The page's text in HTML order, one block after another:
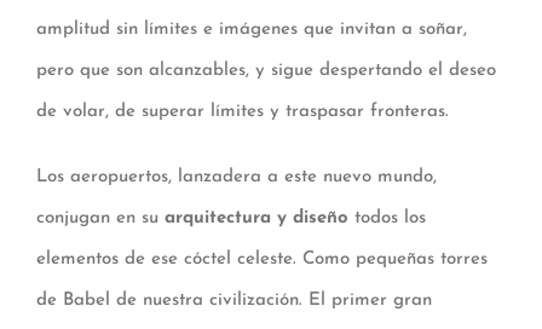
amplitud sin límites e imágenes que invitan a soñar,
pero que son alcanzables, y sigue despertando el deseo
de volar, de superar límites y traspasar fronteras.
Los aeropuertos, lanzadera a este nuevo mundo,
conjugan en su arquitectura y diseño todos los
elementos de ese cóctel celeste. Como pequeñas torres
de Babel de nuestra civilización. El primer gran